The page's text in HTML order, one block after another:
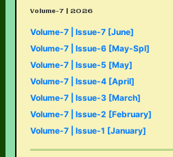
Volume-7 | 2026
Volume-7 | Issue-7 [June]
Volume-7 | Issue-6 [May-Spl]
Volume-7 | Issue-5 [May]
Volume-7 | Issue-4 [April]
Volume-7 | Issue-3 [March]
Volume-7 | Issue-2 [February]
Volume-7 | Issue-1 [January]